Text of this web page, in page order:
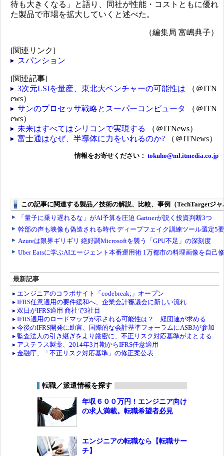
待も大きくなる」と語り、同社が性能・コストともに優れ
た製品で市場を拡大していくと述べた。
（編集局 富嶋典子）
[関連リンク]
スパンション
[関連記事]
3次元LSIを量産、東北大ベンチャーの可能性は （＠ITN
ews）
サンのプロセッサ戦略とスーパーコンピュータ
（＠ITN
ews）
未来はすべてはシリコンで実現する
（＠ITNews）
富士通はなぜ、半導体に力をいれるのか? （＠ITNews）
情報をお寄せください： tokuho@ml.itmedia.co.jp
最新記事
エンジニアのコラボサイト「codebreak;」オープン
IFRS任意適用の要件緩和へ、企業会計審議会に新しい流れ
双日がIFRS適用 商社で3社目
IFRS適用のロードマップが示される可能性は？ 経団連が求める
今後のIFRS開発に助言、国際的な会計基準フォーラムにASBJが参加
監査法人の引き継ぎをより厳密に、不正リスク対応基準がまとまる
アステラス製薬、2014年3月期からIFRS任意適用
金融庁、「不正リスク対応基準」の修正案公表
転職／派遣情報を探す
年収６００万円！エンジニア向け
の求人満載。転職希望者必見
エンジニアの転職なら【転職サー
チ】